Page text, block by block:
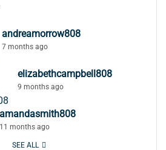
andreamorrow808
7 months ago
elizabethcampbell808
9 months ago
amandasmith808
11 months ago
SEE ALL